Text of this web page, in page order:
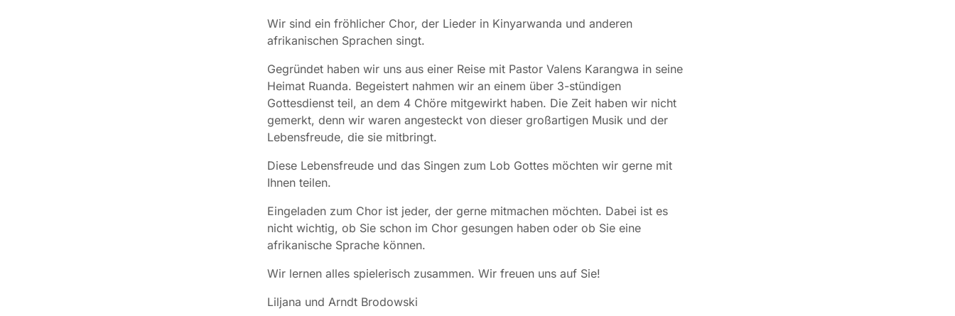
Wir sind ein fröhlicher Chor, der Lieder in Kinyarwanda und anderen
afrikanischen Sprachen singt.
Gegründet haben wir uns aus einer Reise mit Pastor Valens Karangwa in seine
Heimat Ruanda. Begeistert nahmen wir an einem über 3-stündigen
Gottesdienst teil, an dem 4 Chöre mitgewirkt haben. Die Zeit haben wir nicht
gemerkt, denn wir waren angesteckt von dieser großartigen Musik und der
Lebensfreude, die sie mitbringt.
Diese Lebensfreude und das Singen zum Lob Gottes möchten wir gerne mit
Ihnen teilen.
Eingeladen zum Chor ist jeder, der gerne mitmachen möchten. Dabei ist es
nicht wichtig, ob Sie schon im Chor gesungen haben oder ob Sie eine
afrikanische Sprache können.
Wir lernen alles spielerisch zusammen. Wir freuen uns auf Sie!
Liljana und Arndt Brodowski